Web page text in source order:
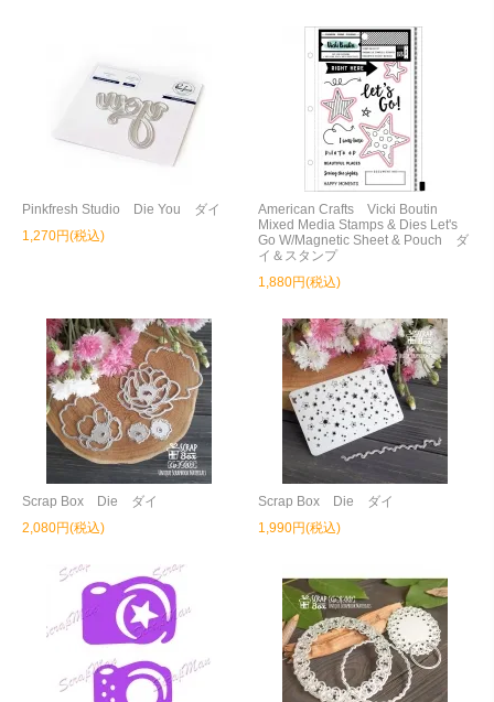
Pinkfresh Studio Die You ダイ
1,270円(税込)
American Crafts Vicki Boutin
Mixed Media Stamps & Dies Let's
Go W/Magnetic Sheet & Pouch ダ
イ＆スタンプ
1,880円(税込)
Scrap Box Die ダイ
2,080円(税込)
Scrap Box Die ダイ
1,990円(税込)